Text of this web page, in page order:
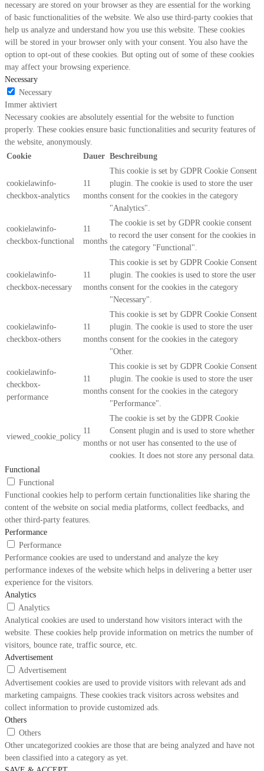
necessary are stored on your browser as they are essential for the working
of basic functionalities of the website. We also use third-party cookies that
help us analyze and understand how you use this website. These cookies
will be stored in your browser only with your consent. You also have the
option to opt-out of these cookies. But opting out of some of these cookies
may affect your browsing experience.
Necessary
Necessary
Immer aktiviert
Necessary cookies are absolutely essential for the website to function
properly. These cookies ensure basic functionalities and security features of
the website, anonymously.
Cookie
Dauer Beschreibung
cookielawinfo-
checkbox-analytics
11
months
This cookie is set by GDPR Cookie Consent
plugin. The cookie is used to store the user
consent for the cookies in the category
"Analytics".
cookielawinfo-
checkbox-functional
11
months
The cookie is set by GDPR cookie consent
to record the user consent for the cookies in
the category "Functional".
cookielawinfo-
checkbox-necessary
11
months
This cookie is set by GDPR Cookie Consent
plugin. The cookies is used to store the user
consent for the cookies in the category
"Necessary".
cookielawinfo-
checkbox-others
11
months
This cookie is set by GDPR Cookie Consent
plugin. The cookie is used to store the user
consent for the cookies in the category
"Other.
cookielawinfo-
checkbox-
performance
11
months
This cookie is set by GDPR Cookie Consent
plugin. The cookie is used to store the user
consent for the cookies in the category
"Performance".
viewed_cookie_policy
11
months
The cookie is set by the GDPR Cookie
Consent plugin and is used to store whether
or not user has consented to the use of
cookies. It does not store any personal data.
Functional
Functional
Functional cookies help to perform certain functionalities like sharing the
content of the website on social media platforms, collect feedbacks, and
other third-party features.
Performance
Performance
Performance cookies are used to understand and analyze the key
performance indexes of the website which helps in delivering a better user
experience for the visitors.
Analytics
Analytics
Analytical cookies are used to understand how visitors interact with the
website. These cookies help provide information on metrics the number of
visitors, bounce rate, traffic source, etc.
Advertisement
Advertisement
Advertisement cookies are used to provide visitors with relevant ads and
marketing campaigns. These cookies track visitors across websites and
collect information to provide customized ads.
Others
Others
Other uncategorized cookies are those that are being analyzed and have not
been classified into a category as yet.